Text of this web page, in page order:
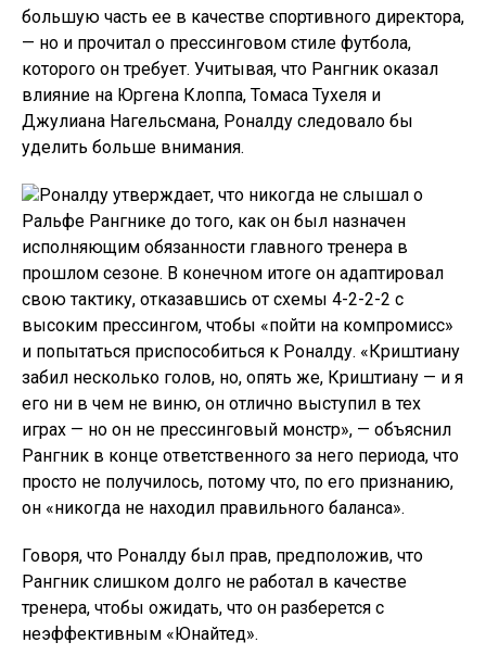
большую часть ее в качестве спортивного директора,
— но и прочитал о прессинговом стиле футбола,
которого он требует. Учитывая, что Рангник оказал
влияние на Юргена Клоппа, Томаса Тухеля и
Джулиана Нагельсмана, Роналду следовало бы
уделить больше внимания.
Роналду утверждает, что никогда не слышал о
Ральфе Рангнике до того, как он был назначен
исполняющим обязанности главного тренера в
прошлом сезоне. В конечном итоге он адаптировал
свою тактику, отказавшись от схемы 4-2-2-2 с
высоким прессингом, чтобы «пойти на компромисс»
и попытаться приспособиться к Роналду. «Криштиану
забил несколько голов, но, опять же, Криштиану — и я
его ни в чем не виню, он отлично выступил в тех
играх — но он не прессинговый монстр», — объяснил
Рангник в конце ответственного за него периода, что
просто не получилось, потому что, по его признанию,
он «никогда не находил правильного баланса».
Говоря, что Роналду был прав, предположив, что
Рангник слишком долго не работал в качестве
тренера, чтобы ожидать, что он разберется с
неэффективным «Юнайтед».